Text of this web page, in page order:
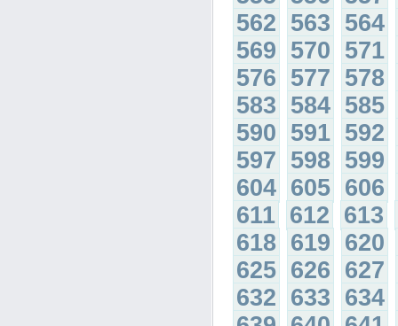
562 563 564
569 570 571
576 577 578
583 584 585
590 591 592
597 598 599
604 605 606
611 612 613
618 619 620
625 626 627
632 633 634